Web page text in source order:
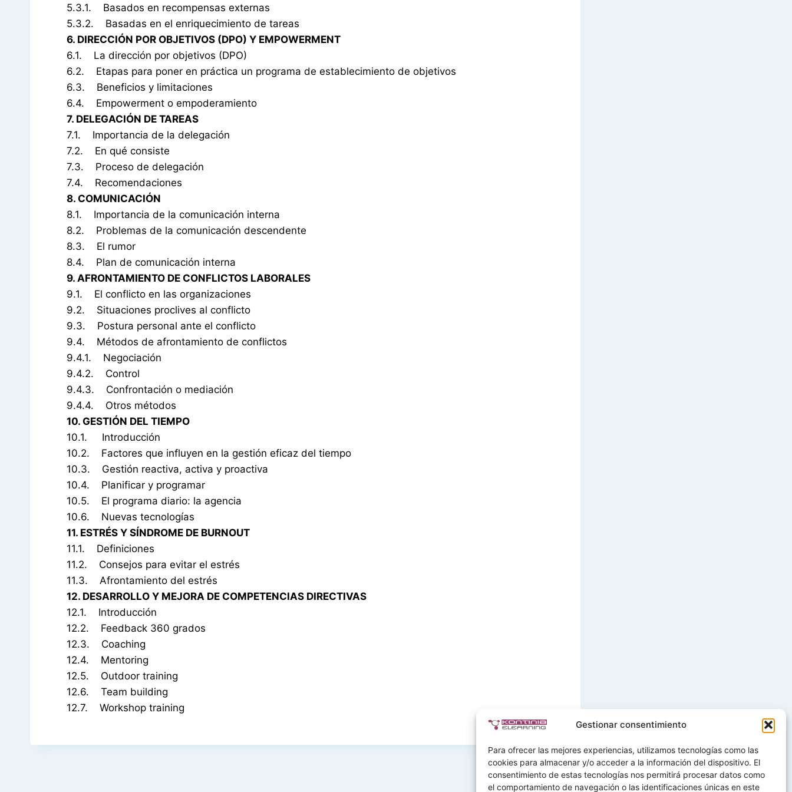
Gestionar consentimiento
Para ofrecer las mejores experiencias, utilizamos tecnologías como las
cookies para almacenar y/o acceder a la información del dispositivo. El
consentimiento de estas tecnologías nos permitirá procesar datos como
el comportamiento de navegación o las identificaciones únicas en este
5.3.1. Basados en recompensas externas
5.3.2. Basadas en el enriquecimiento de tareas
6. DIRECCIÓN POR OBJETIVOS (DPO) Y EMPOWERMENT
6.1. La dirección por objetivos (DPO)
6.2. Etapas para poner en práctica un programa de establecimiento de objetivos
6.3. Beneficios y limitaciones
6.4. Empowerment o empoderamiento
7. DELEGACIÓN DE TAREAS
7.1. Importancia de la delegación
7.2. En qué consiste
7.3. Proceso de delegación
7.4. Recomendaciones
8. COMUNICACIÓN
8.1. Importancia de la comunicación interna
8.2. Problemas de la comunicación descendente
8.3. El rumor
8.4. Plan de comunicación interna
9. AFRONTAMIENTO DE CONFLICTOS LABORALES
9.1. El conflicto en las organizaciones
9.2. Situaciones proclives al conflicto
9.3. Postura personal ante el conflicto
9.4. Métodos de afrontamiento de conflictos
9.4.1. Negociación
9.4.2. Control
9.4.3. Confrontación o mediación
9.4.4. Otros métodos
10. GESTIÓN DEL TIEMPO
10.1. Introducción
10.2. Factores que influyen en la gestión eficaz del tiempo
10.3. Gestión reactiva, activa y proactiva
10.4. Planificar y programar
10.5. El programa diario: la agencia
10.6. Nuevas tecnologías
11. ESTRÉS Y SÍNDROME DE BURNOUT
11.1. Definiciones
11.2. Consejos para evitar el estrés
11.3. Afrontamiento del estrés
12. DESARROLLO Y MEJORA DE COMPETENCIAS DIRECTIVAS
12.1. Introducción
12.2. Feedback 360 grados
12.3. Coaching
12.4. Mentoring
12.5. Outdoor training
12.6. Team building
12.7. Workshop training